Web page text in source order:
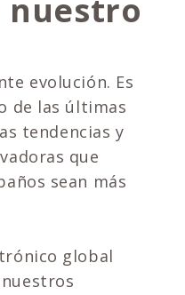
nuestro
evolución. Es
de las últimas
tendencias y
que
sean más
global